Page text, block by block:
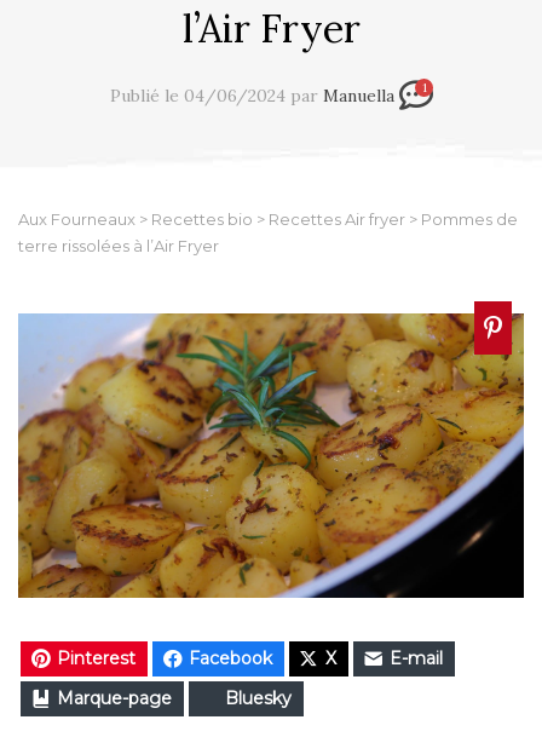
l’Air Fryer
Publié le 04/06/2024 par Manuella 1
Aux Fourneaux > Recettes bio > Recettes Air fryer > Pommes de
terre rissolées à l’Air Fryer
Pinterest Facebook X
E-mail
Marque-page
Bluesky